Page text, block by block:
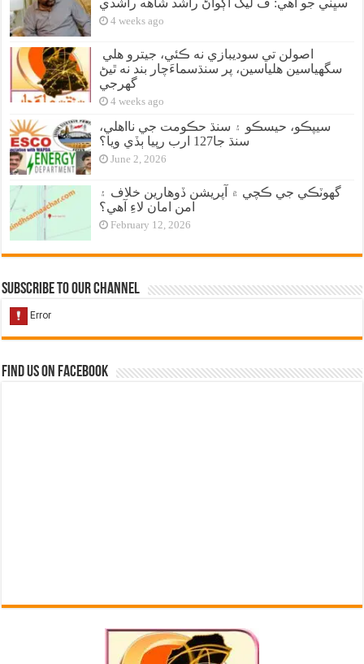
4 weeks ago
سگهياسين هلياسين، پر سنڌسماءَچار بند نه ٿيڻ
گهرجي
4 weeks ago
سيپڪو، حيسڪو ۽ سنڌ حڪومت جي نااهلي،
سنڌ جا127 ارب رپيا ٻڏي ويا؟
June 2, 2026
گهوٽڪي جي ڪچي ۾ آپريشن ڏوهارين خلاف ۽
امن امان لاءِ آهي؟
February 12, 2026
Subscribe to our Channel
Find us on Facebook